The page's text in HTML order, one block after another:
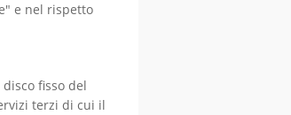
e nel rispetto
fisso del
terzi di cui il